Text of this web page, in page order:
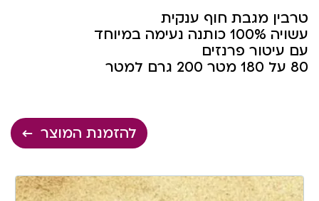
טרבין מגבת חוף ענקית
עשויה 100% כותנה נעימה במיוחד
עם עיטור פרנזים
80 על 180 מטר 200 גרם למטר
להזמנת המוצר